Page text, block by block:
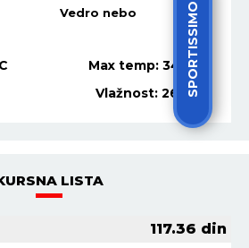
SPORTISSIMO
Vedro nebo
Max temp:36
°C
Vlažnost:31 %
LISTA
117.36 din